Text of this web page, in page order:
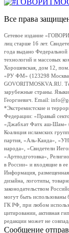
Все права
Сетевое издание
лиц старше 16 лет.
года выдано
технологий и массовых
Хорошевская, дом 12,
«РУ ФМ» (123298 Москва,
GOVORITMOSKVA.RU.
зарубежные страны.
Георгиевич. Email:
*Экстремистские и
Федерации: «Правый
«Джабхат Фатх аш-Шам»
Коалиция исламских
партия, «Аль-Каида»,
народа», «Свидетели
«Артподготовка»,
в России» и входящие в
Информация, размещенная
дизайна, логотипы,
законодательством
могут быть использованы
ГК РФ, при любом
цитировании, активная
редакции может не
Сообщение